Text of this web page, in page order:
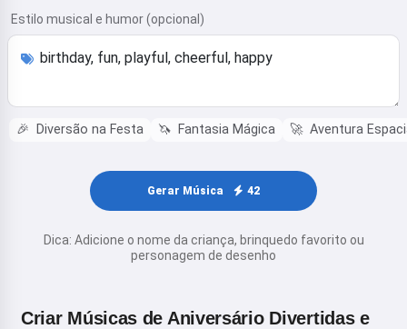
Estilo musical e humor (opcional)
🎉 Diversão na Festa 🦄 Fantasia Mágica 🚀 Aventura
Gerar Música 42
Dica: Adicione o nome da criança, brinquedo favorito ou
personagem de desenho
Criar Músicas de Aniversário Divertidas e